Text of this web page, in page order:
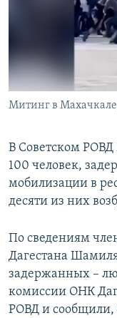
ПОДПИШИТЕСЬ
СОЦИАЛЬНЫЕ СЕТИ
Все сайты РСЕ/
Митинг в
В Советском РОВД
100 человек,
мобилизации в
десяти из них
По сведениям
Дагестана
задержанных –
комиссии ОНК
РОВД и сообщили,